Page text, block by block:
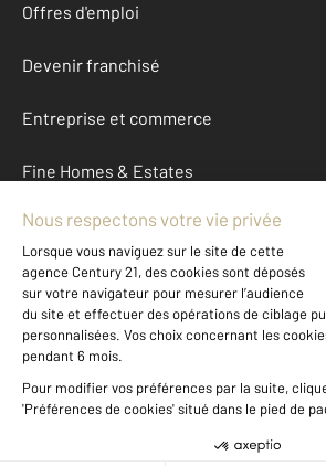
Offres d'emploi
Devenir franchisé
Entreprise et commerce
Fine Homes & Estates
À propos
International
Nous contacter
Données personnelles